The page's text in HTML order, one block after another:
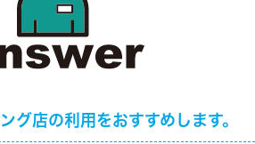
グ店の利用をおすすめします。